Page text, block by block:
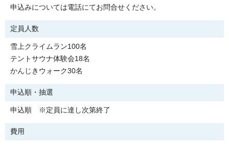
申込みについては電話にてお問合せください。
定員人数
雪上クライムラン100名
テントサウナ体験会18名
かんじきウォーク30名
申込順・抽選
申込順 ※定員に達し次第終了
費用